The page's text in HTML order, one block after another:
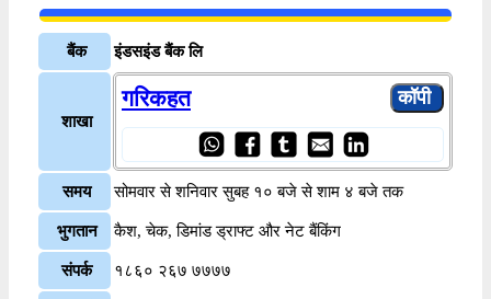
बैंक इंडसइंड बैंक लि
शाखा
गरिकहत
समय सोमवार से शनिवार सुबह १० बजे से शाम ४ बजे तक
भुगतान कैश, चेक, डिमांड ड्राफ्ट और नेट बैंकिंग
संपर्क १८६० २६७ ७७७७